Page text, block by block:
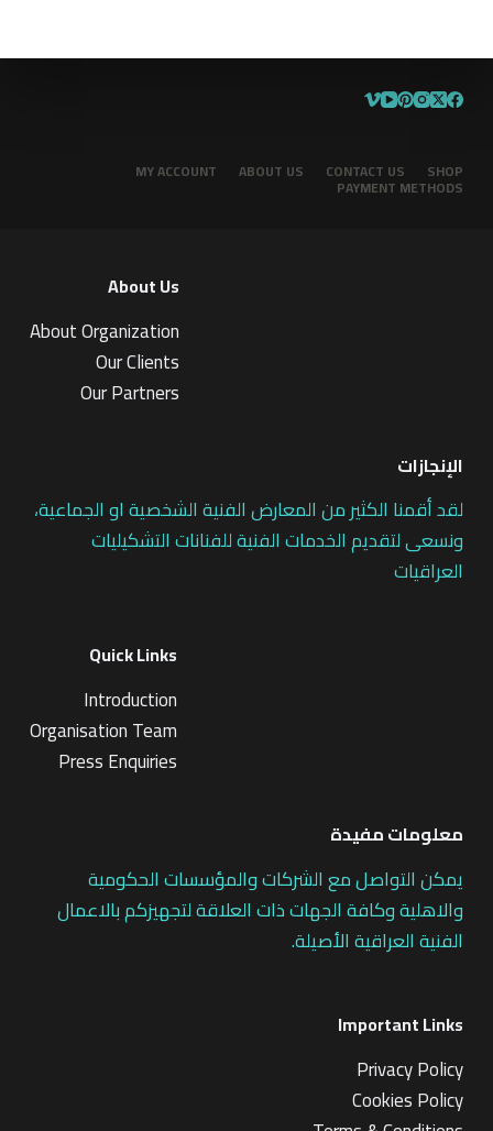
SHOP
CONTACT US
ABOUT US
MY ACCOUNT
PAYMENT METHODS
About Us
About Organization
Our Clients
Our Partners
الإنجازات
لقد أقمنا الكثير من المعارض الفنية الشخصية او الجماعية،
ونسعى لتقديم الخدمات الفنية للفنانات التشكيليات
العراقيات
Quick Links
Introduction
Organisation Team
Press Enquiries
معلومات مفيدة
يمكن التواصل مع الشركات والمؤسسات الحكومية
والاهلية وكافة الجهات ذات العلاقة لتجهيزكم بالاعمال
الفنية العراقية الأصيلة.
Important Links
Privacy Policy
Cookies Policy